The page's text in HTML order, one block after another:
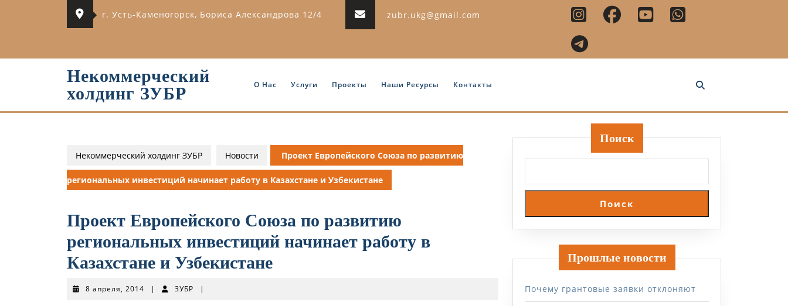
г. Усть-Каменогорск, Бориса Александрова 12/4 zubr.ukg@gmail.com
Некоммерческий
холдинг ЗУБР
О Нас Услуги Проекты Наши Ресурсы Контакты
Некоммерческий холдинг ЗУБР Новости Проект Европейского Союза по развитию
региональных инвестиций начинает работу в Казахстане и Узбекистане
Проект Европейского Союза по развитию
региональных инвестиций начинает работу в
Казахстане и Узбекистане
8 апреля, 2014 | ЗУБР ЗУБР
|
Поиск
Поиск
Прошлые новости
Почему грантовые заявки отклоняют